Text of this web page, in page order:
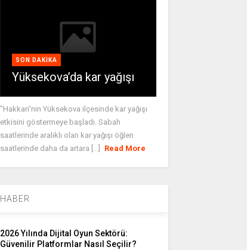
SON DAKIKA
Yüksekova’da kar yağışı
"Hakkari'nin Yüksekova ilçesinde kar yağışı
etkisini göstermeye başladı. Sabah
saatlerinde aralıklı olan kar yağışı öğlen
saatlerinde daha da artara [...]
Read More
HABER
2026 Yılında Dijital Oyun Sektörü:
Güvenilir Platformlar Nasıl Seçilir?